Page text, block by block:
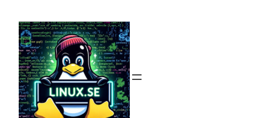
innehåll